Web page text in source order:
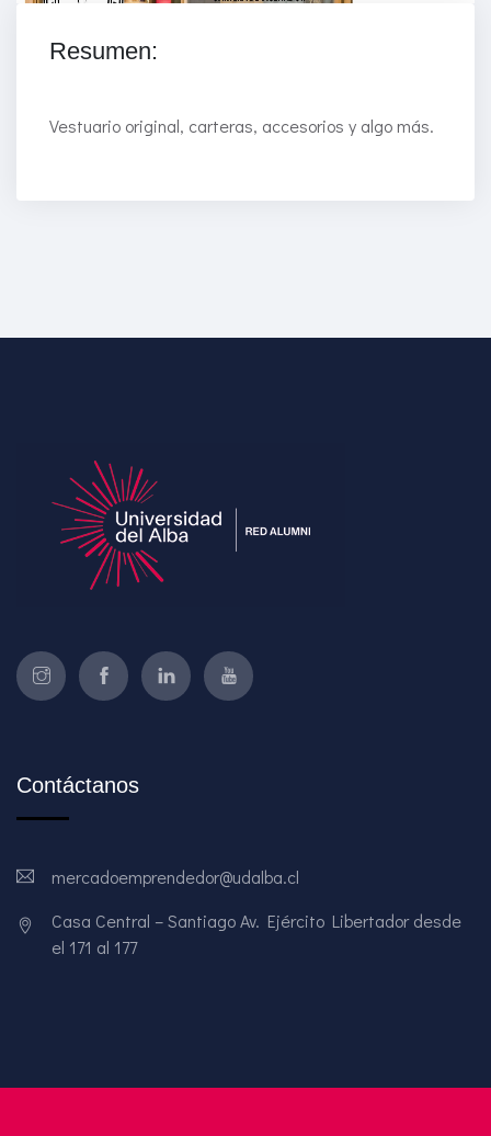
Resumen:
Vestuario original, carteras, accesorios y algo más.
Contáctanos
mercadoemprendedor@udalba.cl
Casa Central – Santiago Av. Ejército Libertador desde
el 171 al 177